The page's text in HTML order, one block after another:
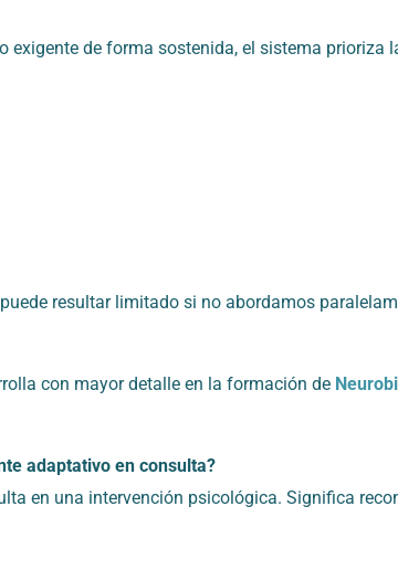
de forma sostenida, el sistema prioriza
resultar limitado si no abordamos
con mayor detalle en la formación de
adaptativo en consulta?
en una intervención psicológica. Significa